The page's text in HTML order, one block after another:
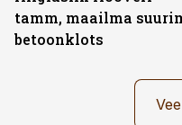
tamm, maailma
betoonklots